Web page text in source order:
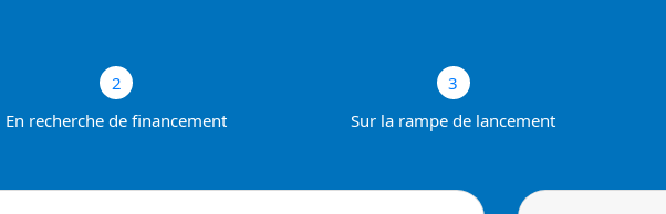
2
En recherche de financement
3
Sur la rampe de lancement